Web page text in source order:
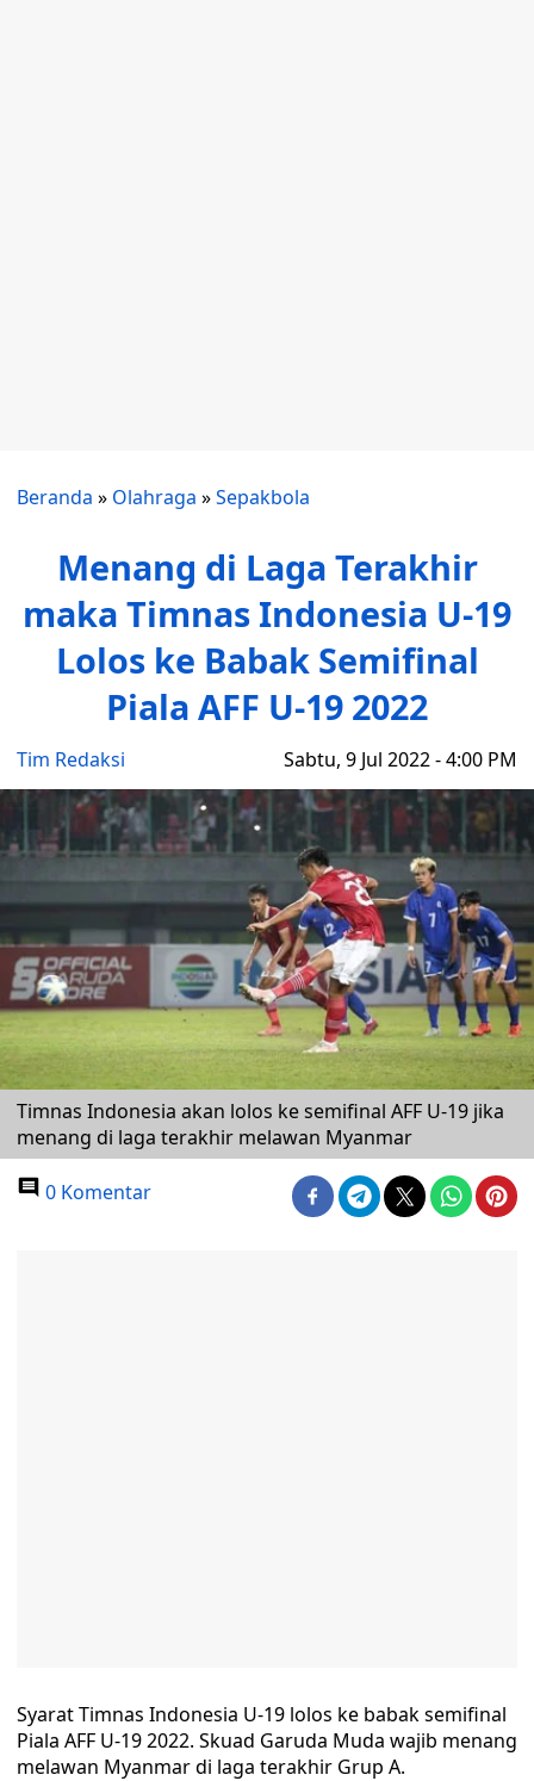
Beranda » Olahraga »Sepakbola
Menang di Laga Terakhir
maka Timnas Indonesia U-19
Lolos ke Babak Semifinal
Piala AFF U-19 2022
Tim Redaksi Sabtu, 9 Jul 2022 - 4:00 PM
Timnas Indonesia akan lolos ke semifinal AFF U-19 jika
menang di laga terakhir melawan Myanmar
0 Komentar
Syarat Timnas Indonesia U-19 lolos ke babak semifinal
Piala AFF U-19 2022. Skuad Garuda Muda wajib menang
melawan Myanmar di laga terakhir Grup A.